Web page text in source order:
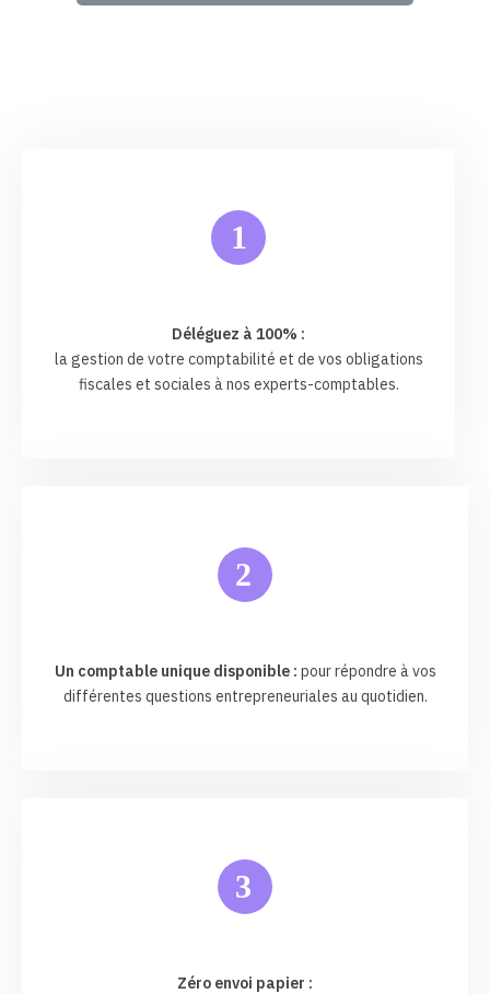
1
Déléguez à 100% :
la gestion de votre comptabilité et de vos obligations
fiscales et sociales à nos experts-comptables.
2
Un comptable unique disponible : pour répondre à vos
différentes questions entrepreneuriales au quotidien.
3
Zéro envoi papier :